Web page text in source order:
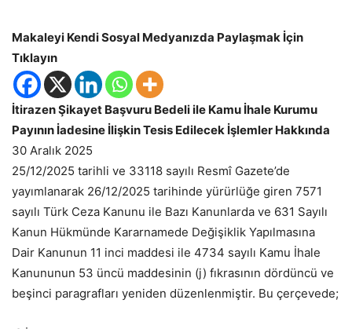
Makaleyi Kendi Sosyal Medyanızda Paylaşmak İçin
Tıklayın
İtirazen Şikayet Başvuru Bedeli ile Kamu İhale Kurumu
Payının İadesine İlişkin Tesis Edilecek İşlemler Hakkında
30 Aralık 2025
25/12/2025 tarihli ve 33118 sayılı Resmî Gazete’de
yayımlanarak 26/12/2025 tarihinde yürürlüğe giren 7571
sayılı Türk Ceza Kanunu ile Bazı Kanunlarda ve 631 Sayılı
Kanun Hükmünde Kararnamede Değişiklik Yapılmasına
Dair Kanunun 11 inci maddesi ile 4734 sayılı Kamu İhale
Kanununun 53 üncü maddesinin (j) fıkrasının dördüncü ve
beşinci paragrafları yeniden düzenlenmiştir. Bu çerçevede;